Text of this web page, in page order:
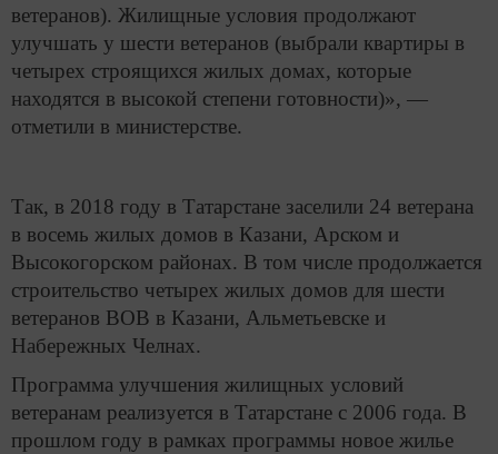
ветеранов). Жилищные условия продолжают
улучшать у шести ветеранов (выбрали квартиры в
четырех строящихся жилых домах, которые
находятся в высокой степени готовности)», —
отметили в министерстве.
Так, в 2018 году в Татарстане заселили 24 ветерана
в восемь жилых домов в Казани, Арском и
Высокогорском районах. В том числе продолжается
строительство четырех жилых домов для шести
ветеранов ВОВ в Казани, Альметьевске и
Набережных Челнах.
Программа улучшения жилищных условий
ветеранам реализуется в Татарстане с 2006 года. В
прошлом году в рамках программы новое жилье